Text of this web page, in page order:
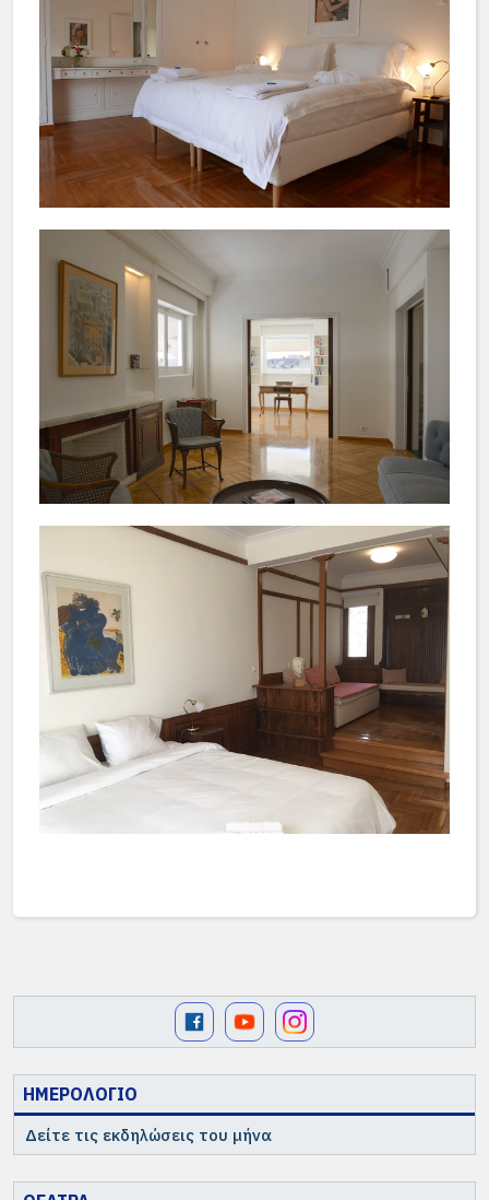
ΗΜΕΡΟΛΟΓΙΟ
Δείτε τις εκδηλώσεις του μήνα